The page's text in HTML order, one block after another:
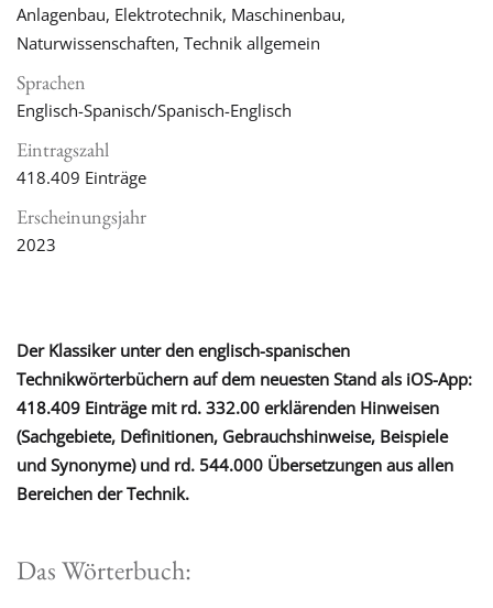
Anlagenbau, Elektrotechnik, Maschinenbau,
Naturwissenschaften, Technik allgemein
Sprachen
Englisch-Spanisch/Spanisch-Englisch
Eintragszahl
418.409 Einträge
Erscheinungsjahr
2023
Der Klassiker unter den englisch-spanischen
Technikwörterbüchern auf dem neuesten Stand als iOS-App:
418.409 Einträge mit rd. 332.00 erklärenden Hinweisen
(Sachgebiete, Definitionen, Gebrauchshinweise, Beispiele
und Synonyme) und rd. 544.000 Übersetzungen aus allen
Bereichen der Technik.
Das Wörterbuch: